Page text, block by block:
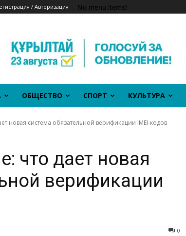
/ Авторизация No menu items!
ОБЩЕСТВО СПОРТ КУЛЬТУРА
новая система обязательной верификации IMEI-кодов
что дает новая
верификации
0